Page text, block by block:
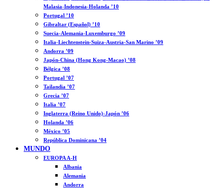
Malasia-Indonesia-Holanda ’10
Portugal ’10
Gibraltar (Español) ’10
Suecia-Alemania-Luxemburgo ’09
Italia-Liechtenstein-Suiza-Austria-San Marino ’09
Andorra ’09
Japón-China (Hong Kong-Macao) ’08
Bélgica ’08
Portugal ’07
Tailandia ’07
Grecia ’07
Italia ’07
Inglaterra (Reino Unido)-Japón ’06
Holanda ’06
México ’05
República Dominicana ’04
MUNDO
EUROPA A-H
Albania
Alemania
Andorra